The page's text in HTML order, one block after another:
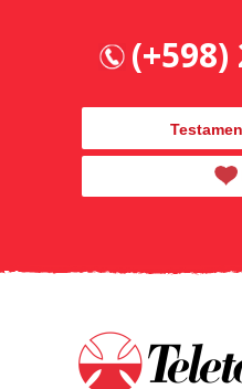
(+598)